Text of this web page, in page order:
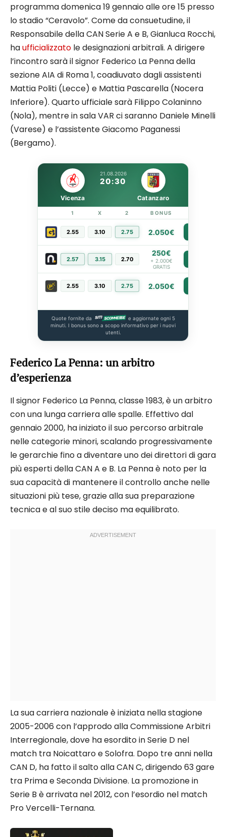
programma domenica 19 gennaio alle ore 15 presso
lo stadio “Ceravolo”. Come da consuetudine, il
Responsabile della CAN Serie A e B, Gianluca Rocchi,
haufficializzato le designazioni arbitrali. A dirigere
l’incontro sarà il signor Federico La Penna della
sezione AIA di Roma 1, coadiuvato dagli assistenti
Mattia Politi (Lecce) e Mattia Pascarella (Nocera
Inferiore). Quarto ufficiale sarà Filippo Colaninno
(Nola), mentre in sala VAR ci saranno Daniele Minelli
(Varese) e l’assistente Giacomo Paganessi
(Bergamo).
21.08.2026
20:30
Vicenza Catanzaro
1 X 2 BONUS
2.55 3.10 2.75 2.050€
2.57 3.15 2.70
250€
+ 2.000€
GRATIS
2.55 3.10 2.75 2.050€
Quote fornite da
e aggiornate ogni 5
minuti. I bonus sono a scopo informativo per i nuovi
utenti.
Federico La Penna: un arbitro
d’esperienza
Il signor Federico La Penna, classe 1983, è un arbitro
con una lunga carriera alle spalle. Effettivo dal
gennaio 2000, ha iniziato il suo percorso arbitrale
nelle categorie minori, scalando progressivamente
le gerarchie fino a diventare uno dei direttori di gara
più esperti della CAN A e B. La Penna è noto per la
sua capacità di mantenere il controllo anche nelle
situazioni più tese, grazie alla sua preparazione
tecnica e al suo stile deciso ma equilibrato.
La sua carriera nazionale è iniziata nella stagione
2005-2006 con l’approdo alla Commissione Arbitri
Interregionale, dove ha esordito in Serie D nel
match tra Noicattaro e Solofra. Dopo tre anni nella
CAN D, ha fatto il salto alla CAN C, dirigendo 63 gare
tra Prima e Seconda Divisione. La promozione in
Serie B è arrivata nel 2012, con l’esordio nel match
Pro Vercelli-Ternana.